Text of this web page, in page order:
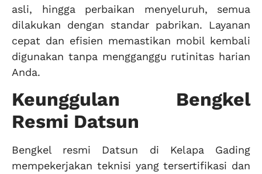
asli, hingga perbaikan menyeluruh, semua
dilakukan dengan standar pabrikan. Layanan
cepat dan efisien memastikan mobil kembali
digunakan tanpa mengganggu rutinitas harian
Anda.
Keunggulan Bengkel
Resmi Datsun
Bengkel resmi Datsun di Kelapa Gading
mempekerjakan teknisi yang tersertifikasi dan